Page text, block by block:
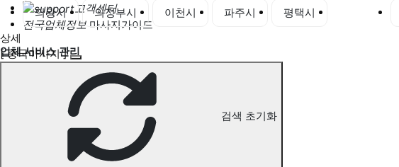
고객센터
전국업체정보 마사지가이드
업체 서비스 관리
개인 서비스 관리
하남 중국마사지 구인정보
의왕시 의정부시 이천시 파주시 평택시
상세
[ 중국마사지 ]
검색 초기화